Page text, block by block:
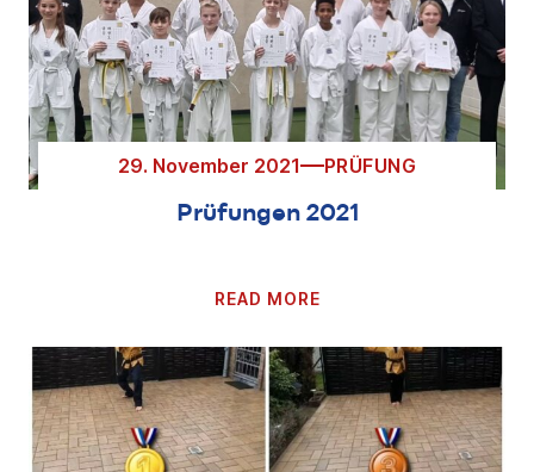
29. November 2021 PRÜFUNG
Prüfungen 2021
READ MORE